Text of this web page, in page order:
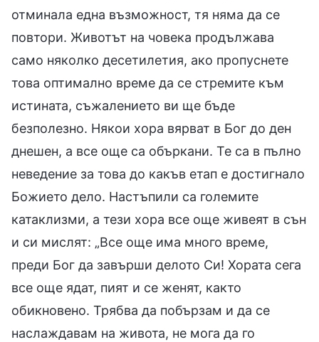
отминала една възможност, тя няма да се
повтори. Животът на човека продължава
само няколко десетилетия, ако пропуснете
това оптимално време да се стремите към
истината, съжалението ви ще бъде
безполезно. Някои хора вярват в Бог до ден
днешен, а все още са объркани. Те са в пълно
неведение за това до какъв етап е достигнало
Божието дело. Настъпили са големите
катаклизми, а тези хора все още живеят в сън
и си мислят: „Все още има много време,
преди Бог да завърши делото Си! Хората сега
все още ядат, пият и се женят, както
обикновено. Трябва да побързам и да се
наслаждавам на живота, не мога да го